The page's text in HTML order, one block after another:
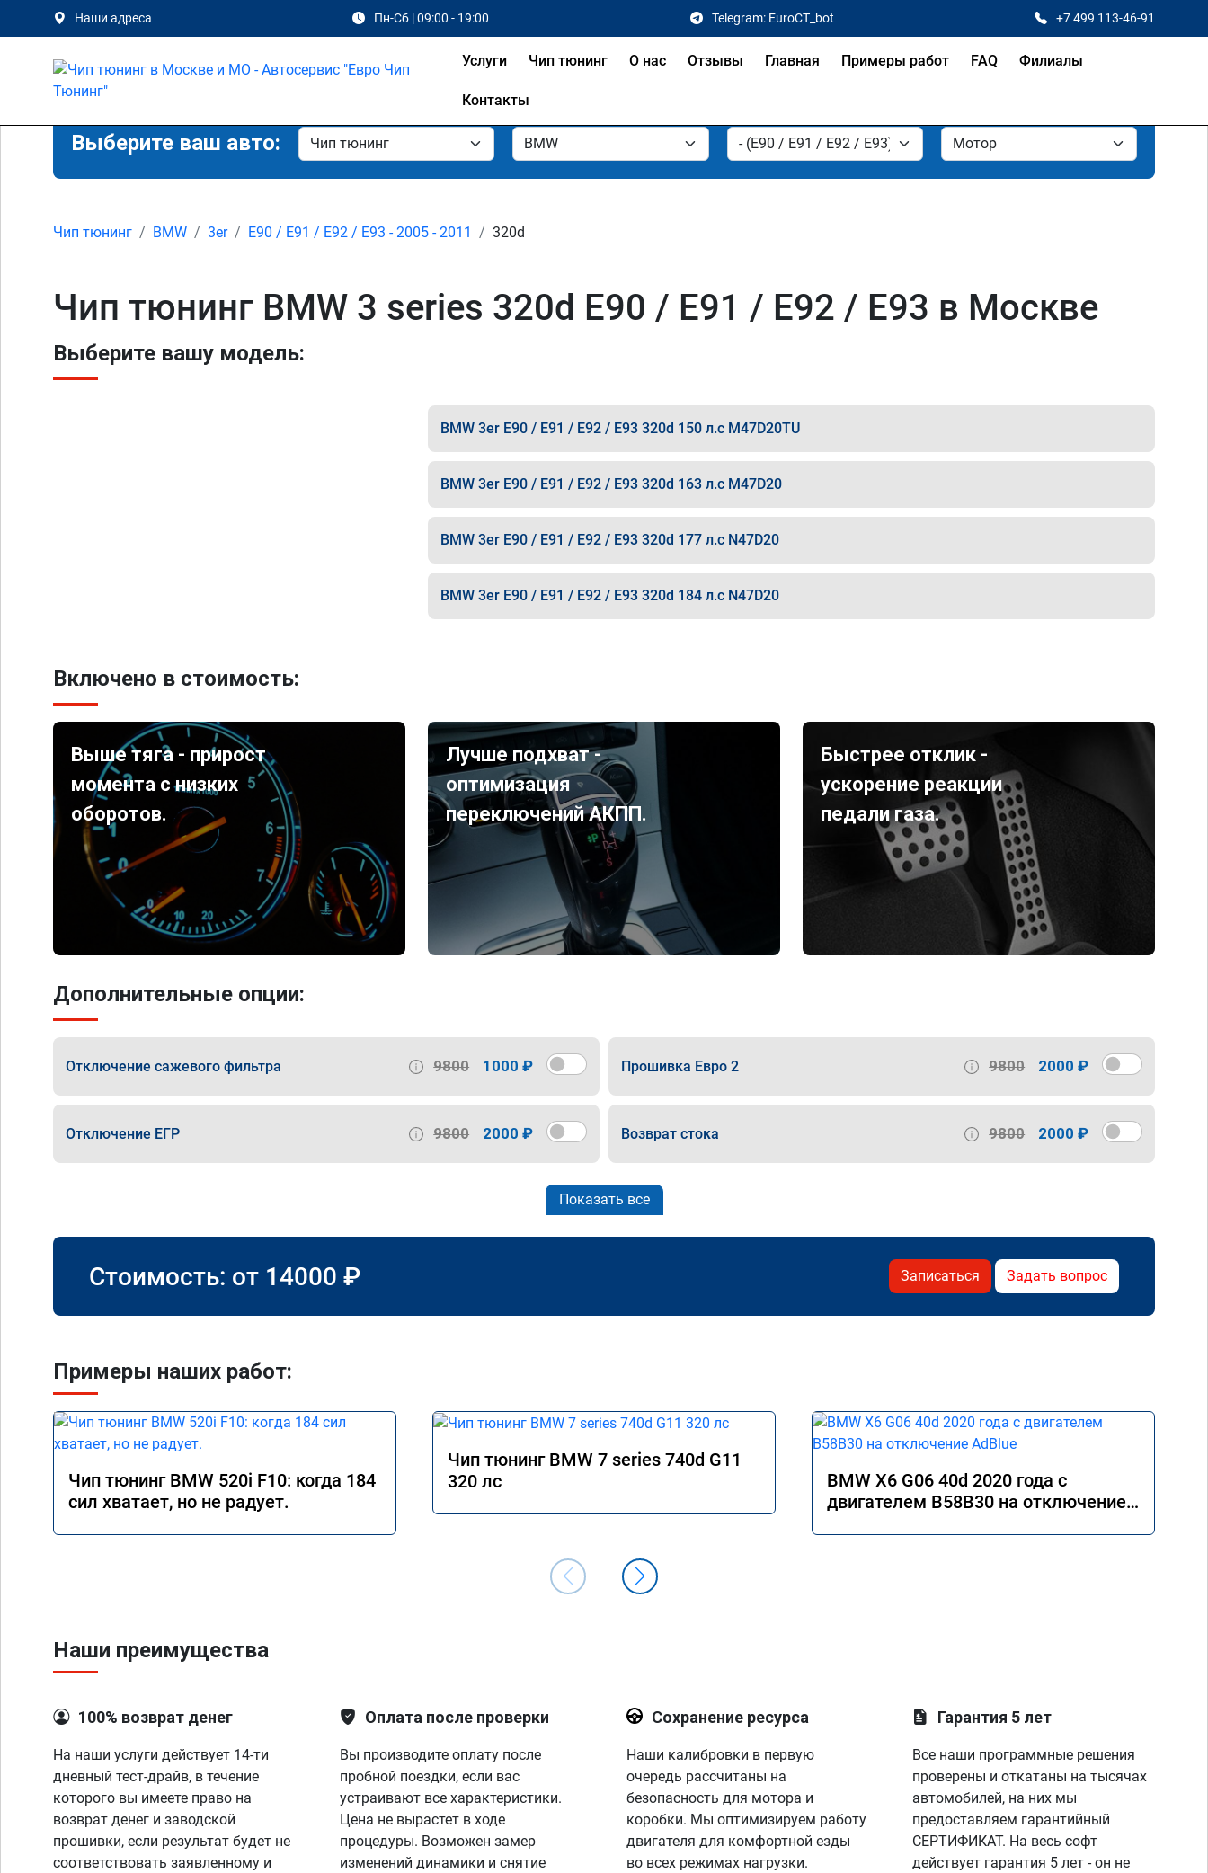
Наши адреса Пн-Сб | 09:00 - 19:00 Telegram: EuroCT_bot +7 499 113-46-91
Услуги Чип тюнинг О нас Отзывы Главная Примеры работ FAQ Филиалы
Контакты
Выберите ваш авто:
Чип тюнинг BMW 3er E90 / E91 / E92 / E93 - 2005 - 2011 320d
Чип тюнинг BMW 3 series 320d E90 / E91 / E92 / E93 в Москве
Выберите вашу модель:
BMW 3er E90 / E91 / E92 / E93 320d 150 л.с M47D20TU
BMW 3er E90 / E91 / E92 / E93 320d 163 л.с M47D20
BMW 3er E90 / E91 / E92 / E93 320d 177 л.с N47D20
BMW 3er E90 / E91 / E92 / E93 320d 184 л.с N47D20
Включено в стоимость:
Выше тяга - прирост
момента с низких
оборотов.
Лучше подхват -
оптимизация
переключений АКПП.
Быстрее отклик -
ускорение реакции
педали газа.
Дополнительные опции:
Отключение сажевого фильтра 9800 1000 ₽ Прошивка Евро 2 9800 2000 ₽
Отключение ЕГР 9800 2000 ₽ Возврат стока 9800 2000 ₽
Показать все
Стоимость: от 14000 ₽ Записаться Задать вопрос
Примеры наших работ:
Чип тюнинг BMW 520i F10: когда 184
сил хватает, но не радует.
Чип тюнинг BMW 7 series 740d G11
320 лс
BMW X6 G06 40d 2020 года с
двигателем B58B30 на отключение
Наши преимущества
100% возврат денег
На наши услуги действует 14-ти
дневный тест-драйв, в течение
которого вы имеете право на
возврат денег и заводской
прошивки, если результат будет не
соответствовать заявленному и
Оплата после проверки
Вы производите оплату после
пробной поездки, если вас
устраивают все характеристики.
Цена не вырастет в ходе
процедуры. Возможен замер
изменений динамики и снятие
Сохранение ресурса
Наши калибровки в первую
очередь рассчитаны на
безопасность для мотора и
коробки. Мы оптимизируем работу
двигателя для комфортной езды
во всех режимах нагрузки.
Гарантия 5 лет
Все наши программные решения
проверены и откатаны на тысячах
автомобилей, на них мы
предоставляем гарантийный
СЕРТИФИКАТ. На весь софт
действует гарантия 5 лет - он не